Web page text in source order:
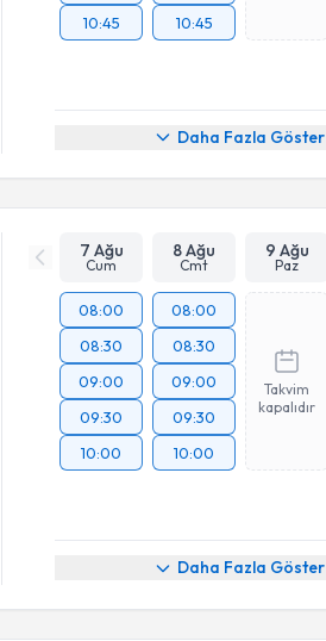
10:45
10:45
Daha Fazla Göster
7 Ağu
Cum
8 Ağu
Cmt
9 Ağu
Paz
08:00
08:30
09:00
09:30
10:00
08:00
08:30
09:00
09:30
10:00
Takvim
kapalıdır
Daha Fazla Göster
Randevu Takvimi Talebi